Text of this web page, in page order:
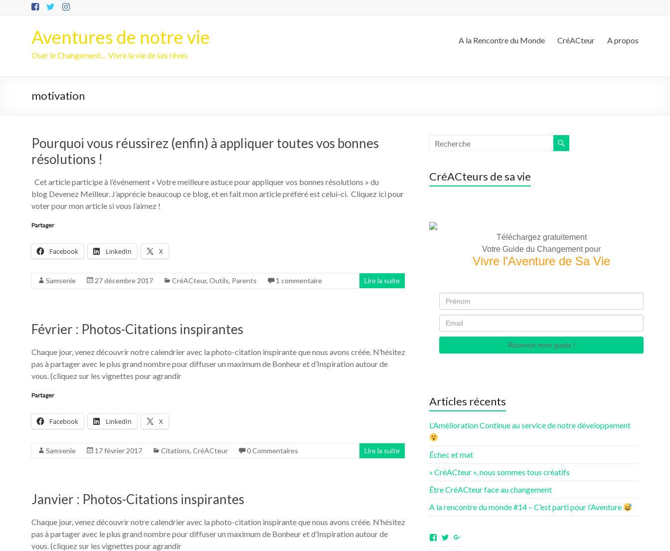
Aventures de notre vie
Oser le Changement… Vivre la vie de ses rêves
A la Rencontre du Monde CréACteur A propos
motivation
Pourquoi vous réussirez (enfin) à appliquer toutes vos bonnes
résolutions !
Cet article participe à l’événement « Votre meilleure astuce pour appliquer vos bonnes résolutions » du
blog Devenez Meilleur. J’apprécie beaucoup ce blog, et en fait mon article préféré est celui-ci. Cliquez ici pour
voter pour mon article si vous l’aimez !
Partager
Facebook LinkedIn X
Samsenie 27 décembre 2017 CréACteur, Outils, Parents 1 commentaire Lire la suite
Février : Photos-Citations inspirantes
Chaque jour, venez découvrir notre calendrier avec la photo-citation inspirante que nous avons créée. N’hésitez
pas à partager avec le plus grand nombre pour diffuser un maximum de Bonheur et d’Inspiration autour de
vous. (cliquez sur les vignettes pour agrandir
Partager
Facebook LinkedIn X
Samsenie 17 février 2017 Citations, CréACteur 0 Commentaires Lire la suite
Janvier : Photos-Citations inspirantes
Chaque jour, venez découvrir notre calendrier avec la photo-citation inspirante que nous avons créée. N’hésitez
pas à partager avec le plus grand nombre pour diffuser un maximum de Bonheur et d’Inspiration autour de
vous. (cliquez sur les vignettes pour agrandir
CréACteurs de sa vie
Téléchargez gratuitement
Votre Guide du Changement pour
Vivre l'Aventure de Sa Vie
Recevoir mon guide !
Articles récents
L’Amélioration Continue au service de notre développement
Échec et mat
« CréACteur », nous sommes tous créatifs
Être CréACteur face au changement
A la rencontre du monde #14 – C’est parti pour l’Aventure
Voir Voir